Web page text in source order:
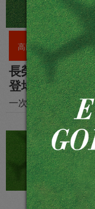
高爾夫旅遊
長榮航空高爾
登場
一次揮桿三座知名